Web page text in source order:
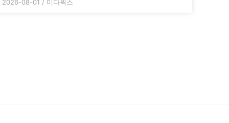
2026-08-01 / 미다웍스